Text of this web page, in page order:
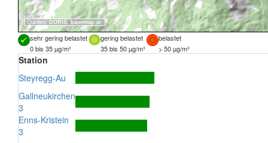
Quellen: DORIS, basemap.at
sehr gering belastet gering belastet
belastet
0 bis 35 µg/m³
35 bis 50 µg/m³ > 50 µg/m³
Station
Steyregg-Au
Gallneukirchen
3
Enns-Kristein
3